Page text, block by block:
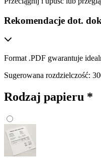
Rekomendacje dot.
Format .PDF gwarantuje
Sugerowana rozdzielczość:
Rodzaj papieru *